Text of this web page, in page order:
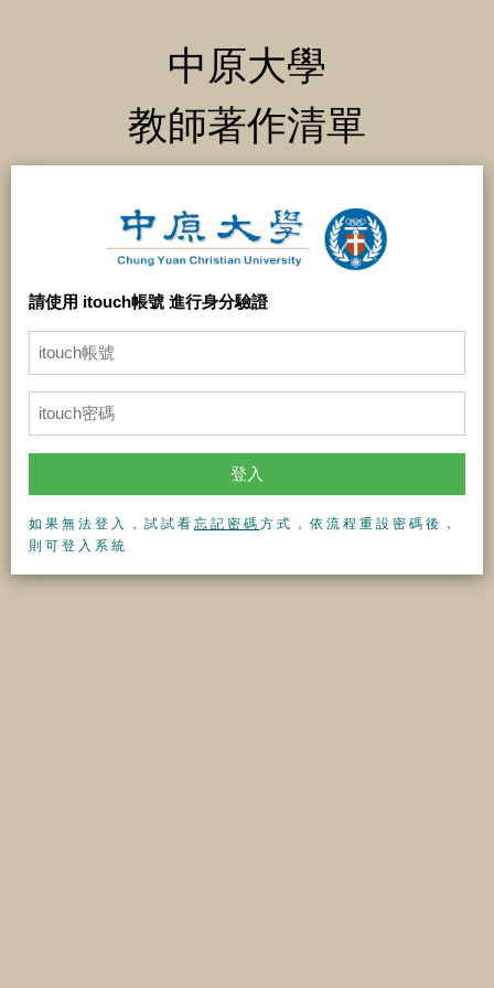
中原大學
教師著作清單
請使用 itouch帳號 進行身分驗證
登入
如果無法登入，試試看 忘記密碼 方式，依流程重設密碼後，
則可登入系統